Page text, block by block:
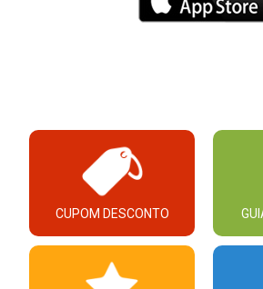
CUPOM DESCONTO